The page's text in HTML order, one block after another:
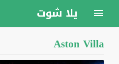
يلا شوت
Aston Villa